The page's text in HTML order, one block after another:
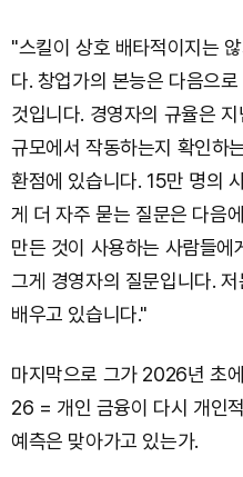
"스킬이 상호 배타적이지는
다. 창업가의 본능은 다음으
것입니다. 경영자의 규율은
규모에서 작동하는지 확인하
환점에 있습니다. 15만 명의
게 더 자주 묻는 질문은 다음
만든 것이 사용하는 사람들
그게 경영자의 질문입니다.
배우고 있습니다."
마지막으로 그가 2026년 초
26 = 개인 금융이 다시 개인
예측은 맞아가고 있는가.